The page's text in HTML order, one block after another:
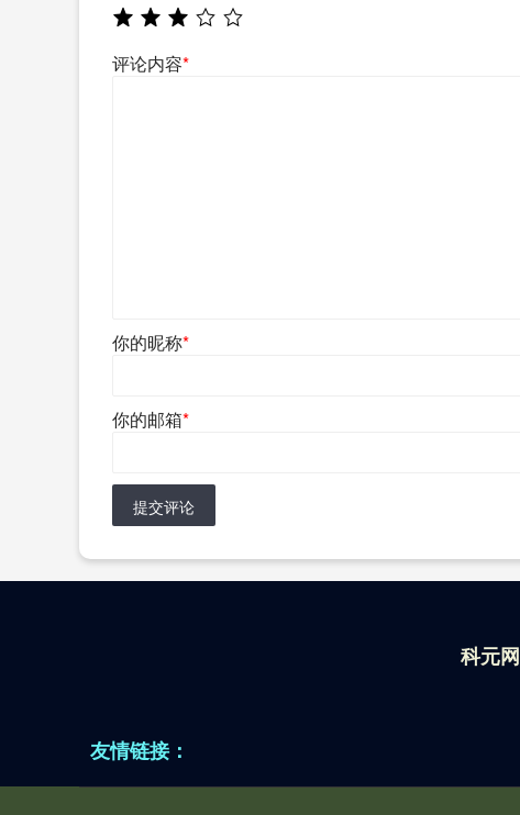
评论内容*
你的昵称*
你的邮箱*
提交评论
科元网
友情链接：